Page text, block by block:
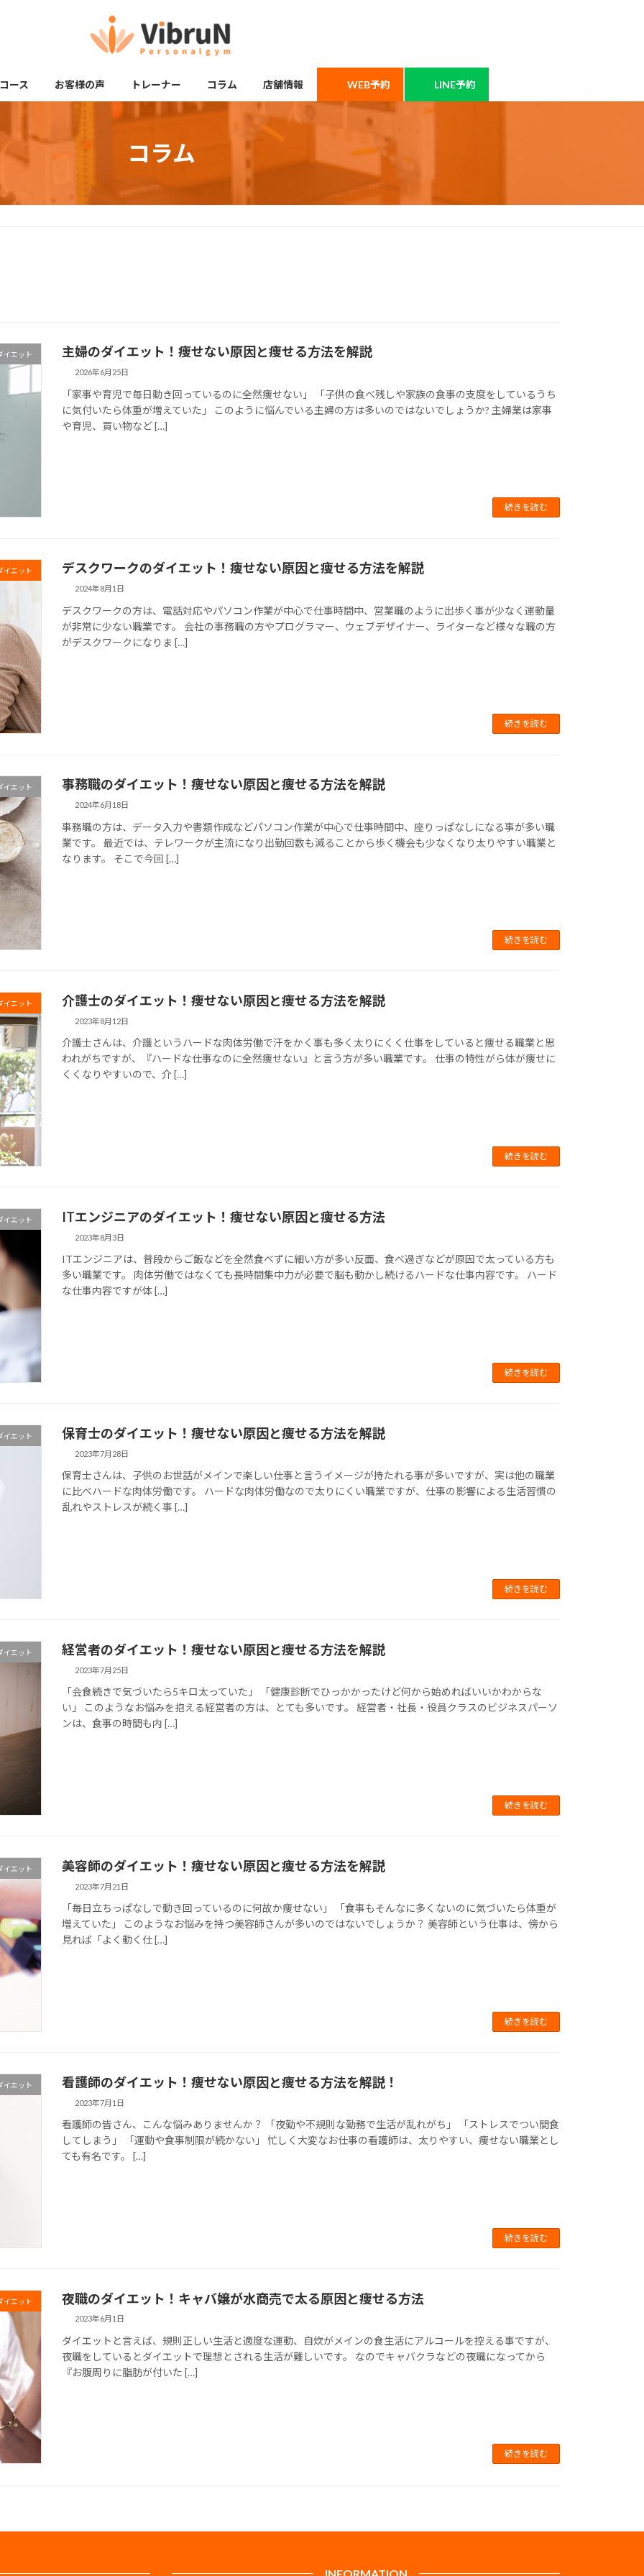
ース お客様の声 トレーナー コラム 店舗情報 WEB予約 LINE予約
コラム
イエット 主婦のダイエット！痩せない原因と痩せる方法を解説
2026年6月25日
「家事や育児で毎日動き回っているのに全然痩せない」 「子供の食べ残しや家族の食事の支度をしているうち
に気付いたら体重が増えていた」 このように悩んでいる主婦の方は多いのではないでしょうか? 主婦業は家事
や育児、買い物など […]
続きを読む
イエット デスクワークのダイエット！痩せない原因と痩せる方法を解説
2024年8月1日
デスクワークの方は、電話対応やパソコン作業が中心で仕事時間中、営業職のように出歩く事が少なく運動量
が非常に少ない職業です。 会社の事務職の方やプログラマー、ウェブデザイナー、ライターなど様々な職の方
がデスクワークになりま […]
続きを読む
イエット 事務職のダイエット！痩せない原因と痩せる方法を解説
2024年6月18日
事務職の方は、データ入力や書類作成などパソコン作業が中心で仕事時間中、座りっぱなしになる事が多い職
業です。 最近では、テレワークが主流になり出勤回数も減ることから歩く機会も少なくなり太りやすい職業と
なります。 そこで今回 […]
続きを読む
イエット 介護士のダイエット！痩せない原因と痩せる方法を解説
2023年8月12日
介護士さんは、介護というハードな肉体労働で汗をかく事も多く太りにくく仕事をしていると痩せる職業と思
われがちですが、『ハードな仕事なのに全然痩せない』と言う方が多い職業です。 仕事の特性がら体が痩せに
くくなりやすいので、介 […]
続きを読む
イエット ITエンジニアのダイエット！痩せない原因と痩せる方法
2023年8月3日
ITエンジニアは、普段からご飯などを全然食べずに細い方が多い反面、食べ過ぎなどが原因で太っている方も
多い職業です。 肉体労働ではなくても長時間集中力が必要で脳も動かし続けるハードな仕事内容です。 ハード
な仕事内容ですが体 […]
続きを読む
イエット 保育士のダイエット！痩せない原因と痩せる方法を解説
2023年7月28日
保育士さんは、子供のお世話がメインで楽しい仕事と言うイメージが持たれる事が多いですが、実は他の職業
に比べハードな肉体労働です。 ハードな肉体労働なので太りにくい職業ですが、仕事の影響による生活習慣の
乱れやストレスが続く事 […]
続きを読む
イエット 経営者のダイエット！痩せない原因と痩せる方法を解説
2023年7月25日
「会食続きで気づいたら5キロ太っていた」 「健康診断でひっかかったけど何から始めればいいかわからな
い」 このようなお悩みを抱える経営者の方は、とても多いです。 経営者・社長・役員クラスのビジネスパーソ
ンは、食事の時間も内 […]
続きを読む
イエット 美容師のダイエット！痩せない原因と痩せる方法を解説
2023年7月21日
「毎日立ちっぱなしで動き回っているのに何故か痩せない」 「食事もそんなに多くないのに気づいたら体重が
増えていた」 このようなお悩みを持つ美容師さんが多いのではないでしょうか？ 美容師という仕事は、傍から
見れば「よく動く仕 […]
続きを読む
イエット 看護師のダイエット！痩せない原因と痩せる方法を解説！
2023年7月1日
看護師の皆さん、こんな悩みありませんか？ 「夜勤や不規則な勤務で生活が乱れがち」 「ストレスでつい間食
してしまう」 「運動や食事制限が続かない」 忙しく大変なお仕事の看護師は、太りやすい、痩せない職業とし
ても有名です。 […]
続きを読む
イエット 夜職のダイエット！キャバ嬢が水商売で太る原因と痩せる方法
2023年6月1日
ダイエットと言えば、規則正しい生活と適度な運動、自炊がメインの食生活にアルコールを控える事ですが、
夜職をしているとダイエットで理想とされる生活が難しいです。 なのでキャバクラなどの夜職になってから
『お腹周りに脂肪が付いた […]
続きを読む